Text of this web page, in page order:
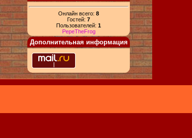
Онлайн всего: 8
Гостей: 7
Пользователей: 1
PepeTheFrog
Дополнительная информация